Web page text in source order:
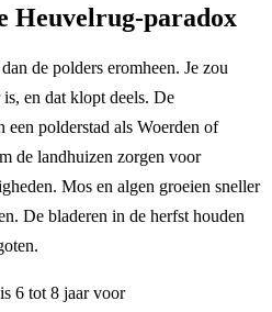
Heuvelrug-paradox
de polders eromheen. Je zou
en dat klopt deels. De
een polderstad als Woerden of
de landhuizen zorgen voor
Mos en algen groeien sneller
De bladeren in de herfst houden
6 tot 8 jaar voor